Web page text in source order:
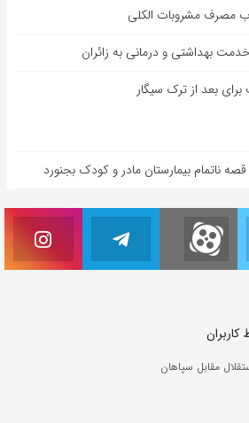
مصرف مشروبات الکلی
بعد از ترک سیگار
ناتمام بیمارستان مادر و کودک بجنورد
مقابل سپاهان